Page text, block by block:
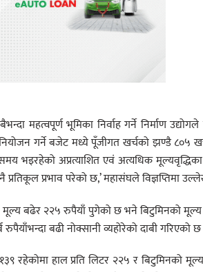
महत्वपूर्ण भूमिका निर्वाह गर्ने निर्माण उद्योगले
गर्ने बजेट मध्ये पूँजीगत खर्चको झण्डै ८०५
समय भइरहेको अप्रत्याशित एवं अत्यधिक
प्रतिकूल प्रभाव परेको छ,’ महासंघले विज्ञप्तिमा
मूल्य बढेर २२५ रुपैयाँ पुगेको छ भने बिटुमिनको
बढी नोक्सानी व्यहोरेको दाबी गरिएको छ
रहेकोमा हाल प्रति लिटर २२५ र बिटुमिनको